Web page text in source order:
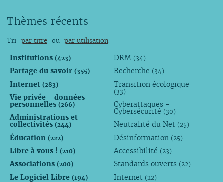
Thèmes récents
Tri par titre ou par utilisation
Institutions (423)
Partage du savoir (355)
Internet (283)
Vie privée - données
personnelles (266)
Administrations et
collectivités (244)
Éducation (222)
Libre à vous ! (210)
Associations (200)
Le Logiciel Libre (194)
DRM (34)
Recherche (34)
Transition écologique
(33)
Cyberattaques -
Cybersécurité (30)
Neutralité du Net (25)
Désinformation (25)
Accessibilité (23)
Standards ouverts (22)
Internet (22)